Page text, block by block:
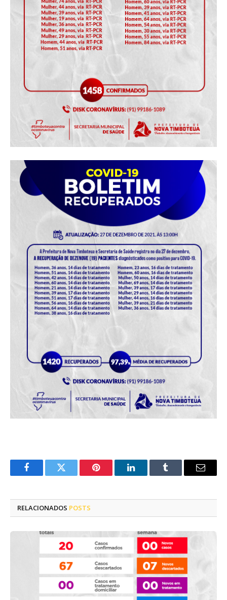
FacebookTwitter Pinterest LinkedInTumblr
E-
RELACIONADOS POSTS